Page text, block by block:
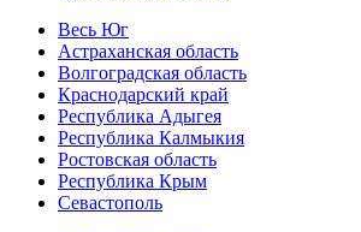
Весь Юг
Астраханская область
Волгоградская область
Краснодарский край
Республика Адыгея
Республика Калмыкия
Ростовская область
Республика Крым
Севастополь